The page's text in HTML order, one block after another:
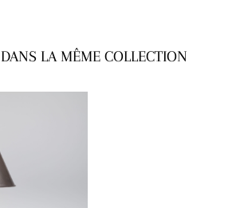
DANS LA MÊME COLLECTION